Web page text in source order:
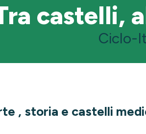
castelli,
Ciclo-
, storia e castelli